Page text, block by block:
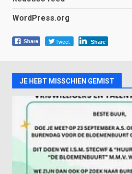
WordPress.org
Share Tweet Share
JE HEBT MISSCHIEN GEMIST